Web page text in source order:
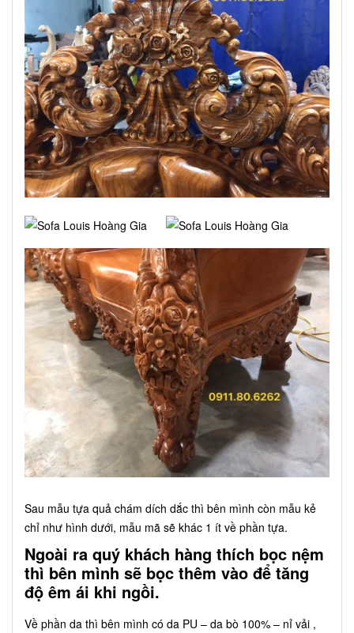
Sau mẫu tựa quả chám dích dắc thì bên mình còn mẫu kẻ
chỉ như hình dưới, mẫu mã sẽ khác 1 ít về phần tựa.
Ngoài ra quý khách hàng thích bọc nệm
thì bên mình sẽ bọc thêm vào để tăng
độ êm ái khi ngồi.
Về phần da thì bên mình có da PU – da bò 100% – nỉ vải ,